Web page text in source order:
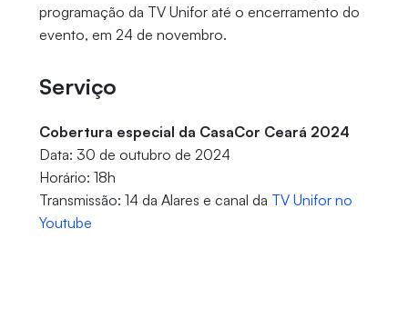
programação da TV Unifor até o encerramento do
evento, em 24 de novembro.
Serviço
Cobertura especial da CasaCor Ceará 2024
Data: 30 de outubro de 2024
Horário: 18h
Transmissão: 14 da Alares e canal da TV Unifor no
Youtube